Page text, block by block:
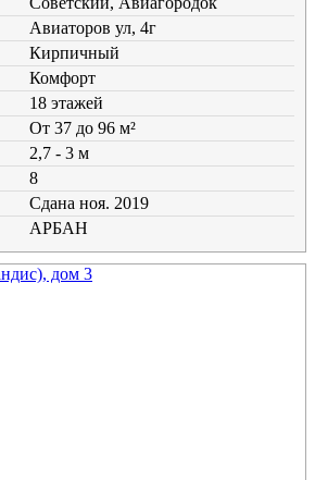
Авиаторов ул, 4г
Кирпичный
Комфорт
18 этажей
От 37 до 96 м²
2,7 - 3 м
8
Cдана ноя. 2019
АРБАН